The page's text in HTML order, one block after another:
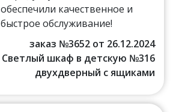
обеспечили качественное и
быстрое обслуживание!
заказ №3652 от 26.12.2024
Светлый шкаф в детскую №316
двухдверный с ящиками